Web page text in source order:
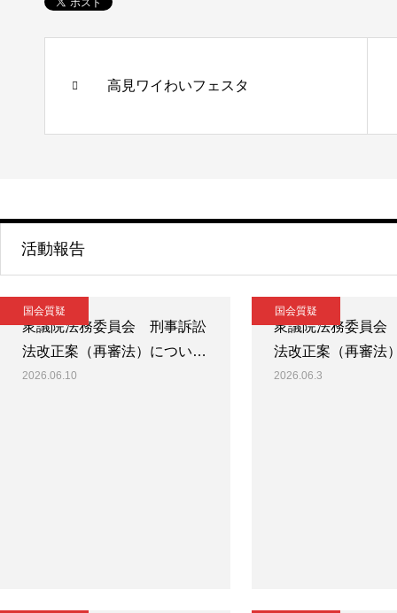
高見ワイわいフェスタ
活動報告
国会質疑
衆議院法務委員会 刑事訴訟
法改正案（再審法）につい…
2026.06.10
国会質疑
衆議院法務委員
法改正案（再審法
2026.06.3